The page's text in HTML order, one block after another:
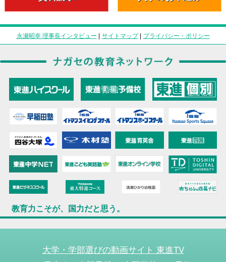
永瀬昭幸 理事長インタビュー | サイトマップ| プライバシー・ポリシー
教育力こそが、国力だと思う。
大学・学部選びの動画サイト 東進TV